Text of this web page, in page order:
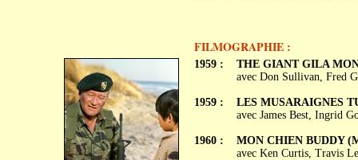
FILMOGRAPHIE :
1959 :
1959 :
1960 :
THE GIANT GILA
avec Don Sullivan, Fred
LES MUSARAIGNES
avec James Best, Ingrid
MON CHIEN BUDDY
avec Ken Curtis, Travis